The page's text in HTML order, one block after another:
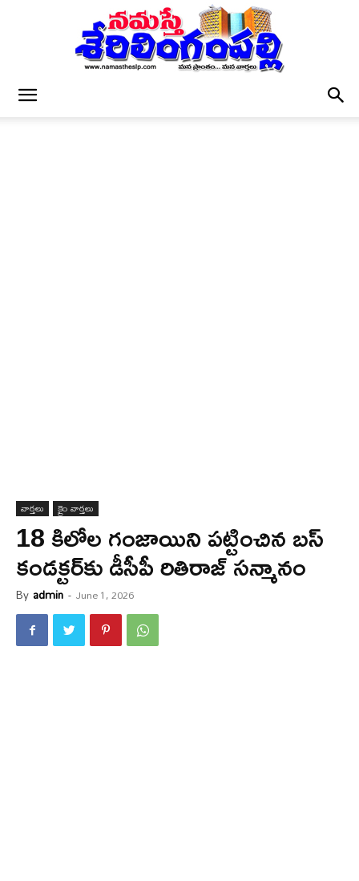
వార్త‌లు క్రైం వార్త‌లు
18 కిలోల గంజాయిని పట్టించిన బస్
కండక్టర్‌కు డీసీపీ రితిరాజ్ సన్మానం
By admin - June 1, 2026